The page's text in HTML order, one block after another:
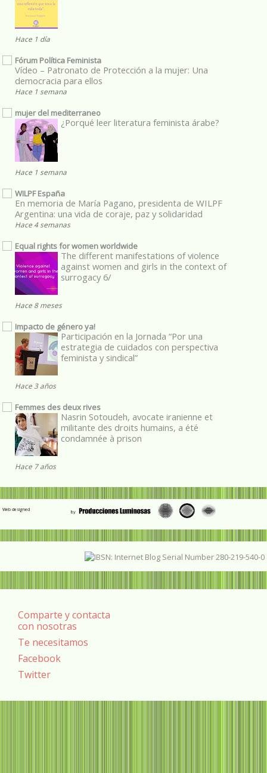
Hace 1 día
Fórum Política Feminista
Vídeo – Patronato de Protección a la mujer: Una
democracia para ellos
Hace 1 semana
mujer del mediterraneo
¿Porqué leer literatura feminista árabe?
Hace 1 semana
WILPF España
En memoria de María Pagano, presidenta de WILPF
Argentina: una vida de coraje, paz y solidaridad
Hace 4 semanas
Equal rights for women worldwide
The different manifestations of violence
against women and girls in the context of
surrogacy 6/
Hace 8 meses
Impacto de género ya!
Participación en la Jornada “Por una
estrategia de cuidados con perspectiva
feminista y sindical”
Hace 3 años
Femmes des deux rives
Nasrin Sotoudeh, avocate iranienne et
militante des droits humains, a été
condamnée à prison
Hace 7 años
Web designed
Comparte y contacta
con nosotras
Te necesitamos
Facebook
Twitter